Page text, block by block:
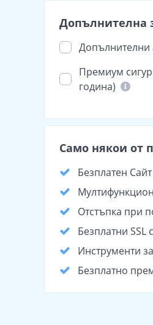
Допълнителна
Допълнителни
Премиум
година)
Само някои от
Безплатен
Отстъпка при
Безплатни SSL
Инструменти
Безплатно